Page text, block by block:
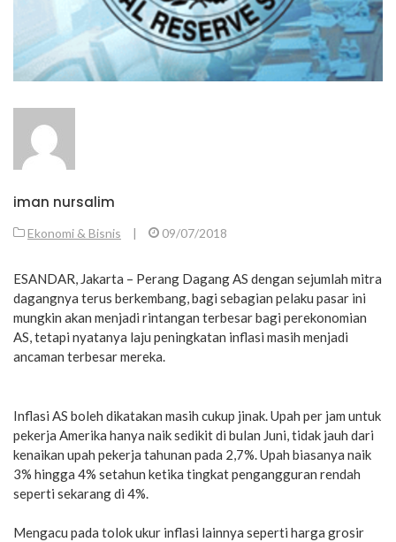
iman nursalim
Ekonomi & Bisnis | 09/07/2018
ESANDAR, Jakarta – Perang Dagang AS dengan sejumlah mitra
dagangnya terus berkembang, bagi sebagian pelaku pasar ini
mungkin akan menjadi rintangan terbesar bagi perekonomian
AS, tetapi nyatanya laju peningkatan inflasi masih menjadi
ancaman terbesar mereka.
Inflasi AS boleh dikatakan masih cukup jinak. Upah per jam untuk
pekerja Amerika hanya naik sedikit di bulan Juni, tidak jauh dari
kenaikan upah pekerja tahunan pada 2,7%. Upah biasanya naik
3% hingga 4% setahun ketika tingkat pengangguran rendah
seperti sekarang di 4%.
Mengacu pada tolok ukur inflasi lainnya seperti harga grosir